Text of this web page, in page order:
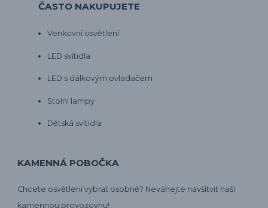
ČASTO NAKUPUJETE
Venkovní osvětlení
LED svítidla
LED s dálkovým ovladačem
Stolní lampy
Dětská svítidla
KAMENNÁ POBOČKA
Chcete osvětlení vybrat osobně? Neváhejte navšítvit naší
kamennou provozovnu!